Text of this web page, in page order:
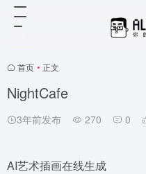
首页 • 正文
NightCafe
3年前发布 270 0
AI艺术插画在线生成